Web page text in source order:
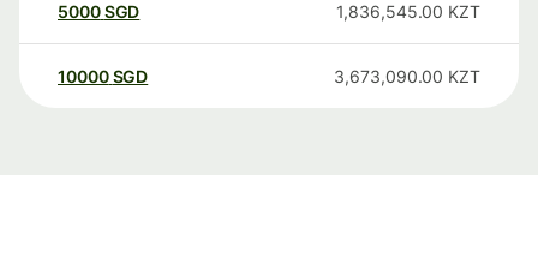
5000SGD 1,836,545.00 KZT
10000 SGD 3,673,090.00 KZT